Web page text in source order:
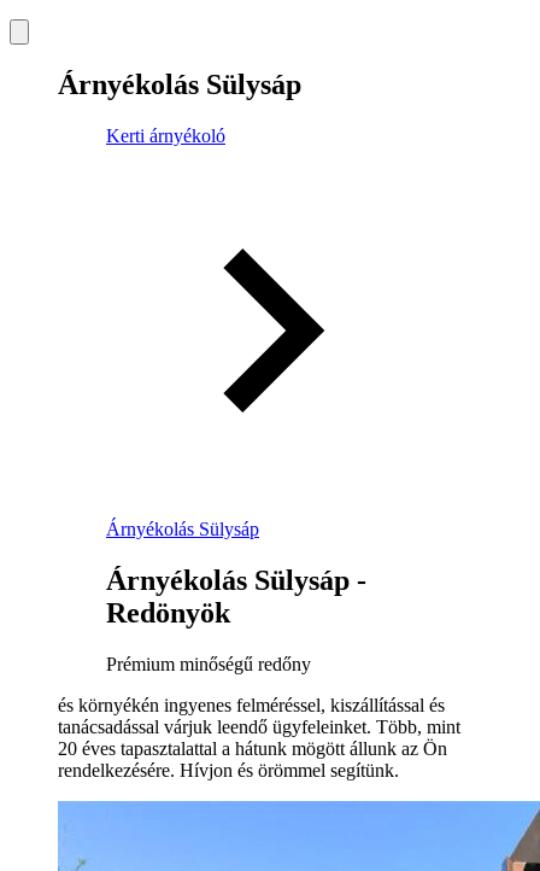
Árnyékolás Sülysáp
Kerti árnyékoló
Árnyékolás Sülysáp
Árnyékolás Sülysáp -
Redönyök
Prémium minőségű redőny
és környékén ingyenes felméréssel, kiszállítással és
tanácsadással várjuk leendő ügyfeleinket. Több, mint
20 éves tapasztalattal a hátunk mögött állunk az Ön
rendelkezésére. Hívjon és örömmel segítünk.